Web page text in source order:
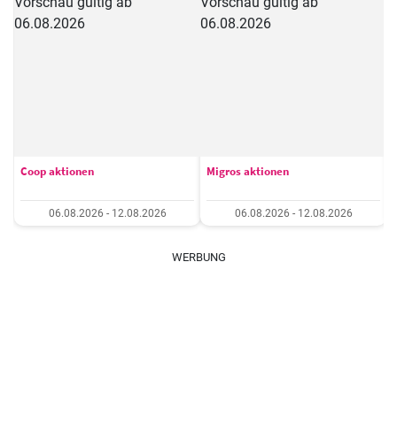
Coop aktionen
06.08.2026 - 12.08.2026
Migros aktionen
06.08.2026 - 12.08.2026
WERBUNG